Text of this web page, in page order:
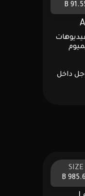
91.55
داخل
SIZE